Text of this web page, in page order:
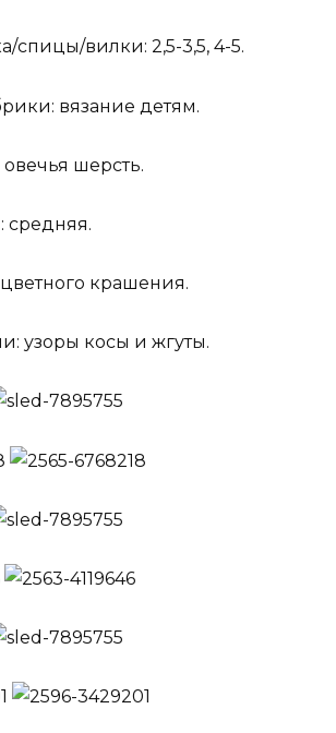
спицы/вилки: 2,5-3,5, 4-5.
вязание детям.
шерсть.
средняя.
крашения.
узоры косы и жгуты.